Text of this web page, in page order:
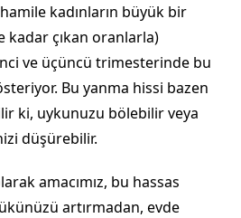
kadınların büyük bir
kadar çıkan oranlarla)
ve üçüncü trimesterinde bu
Bu yanma hissi bazen
ki, uykunuzu bölebilir veya
düşürebilir.
amacımız, bu hassas
artırmadan, evde